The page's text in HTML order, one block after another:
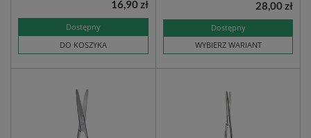
Dostępny
DO KOSZYKA
16,90 zł
Dostępny
WYBIERZ WARIANT
28,00 zł